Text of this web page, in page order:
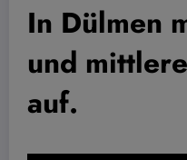
In Dülmen
und
auf.